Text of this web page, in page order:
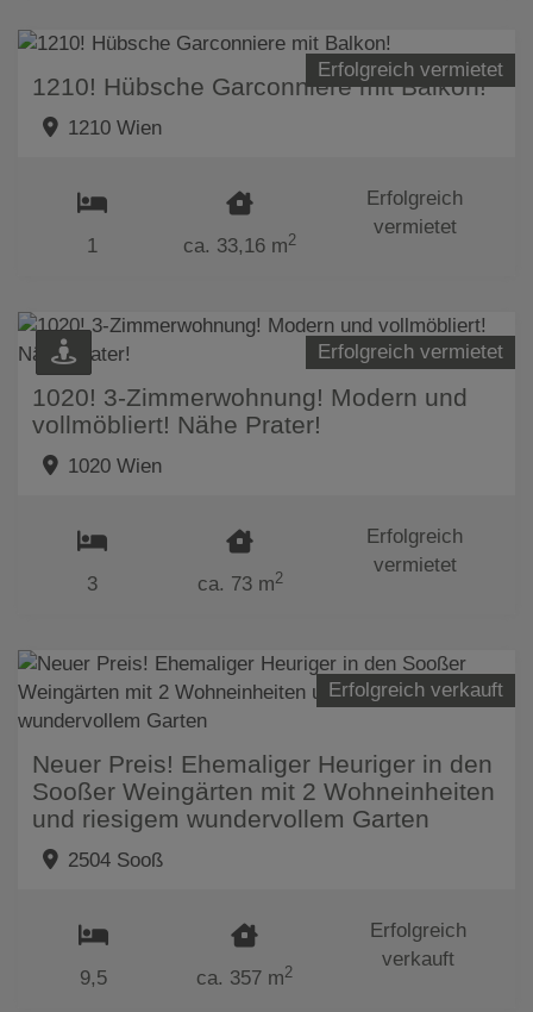
Erfolgreich vermietet
1210! Hübsche Garconniere mit Balkon!
1210 Wien
1 ca. 33,16 m2
Erfolgreich
vermietet
Erfolgreich vermietet
1020! 3-Zimmerwohnung! Modern und
vollmöbliert! Nähe Prater!
1020 Wien
3 ca. 73 m2
Erfolgreich
vermietet
Erfolgreich verkauft
Neuer Preis! Ehemaliger Heuriger in den
Sooßer Weingärten mit 2 Wohneinheiten
und riesigem wundervollem Garten
2504 Sooß
9,5 ca. 357 m2
Erfolgreich
verkauft